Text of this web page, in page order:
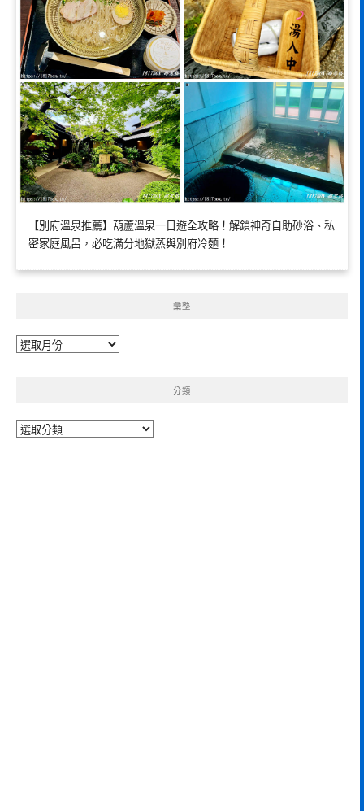
【別府溫泉推薦】葫蘆溫泉一日遊全攻略！解鎖神奇自助砂浴、私
密家庭風呂，必吃滿分地獄蒸與別府冷麵！
彙整
彙
分類
分